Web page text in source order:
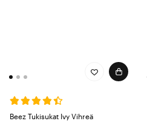
Beez Tukisukat Ivy Vihreä